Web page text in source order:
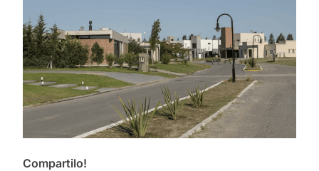
Compartilo!